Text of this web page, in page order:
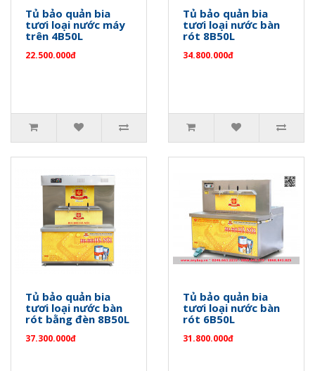
Tủ bảo quản bia
tươi loại nước máy
trên 4B50L
22.500.000đ
Tủ bảo quản bia
tươi loại nước bàn
rót 8B50L
34.800.000đ
Tủ bảo quản bia
tươi loại nước bàn
rót bằng đèn 8B50L
37.300.000đ
Tủ bảo quản bia
tươi loại nước bàn
rót 6B50L
31.800.000đ